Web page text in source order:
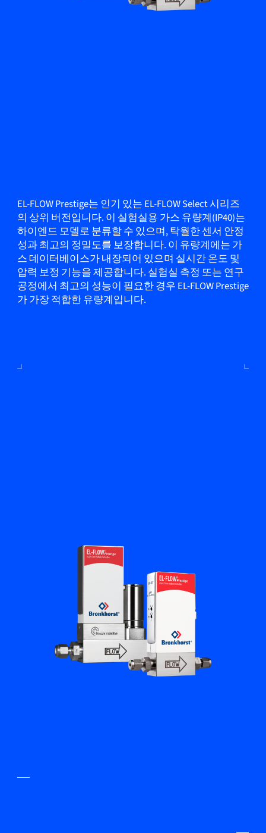
EL-FLOW Prestige는 인기 있는 EL-FLOW Select 시리즈
의 상위 버전입니다. 이 실험실용 가스 유량계(IP40)는
하이엔드 모델로 분류할 수 있으며, 탁월한 센서 안정
성과 최고의 정밀도를 보장합니다. 이 유량계에는 가
스 데이터베이스가 내장되어 있으며 실시간 온도 및
압력 보정 기능을 제공합니다. 실험실 측정 또는 연구
공정에서 최고의 성능이 필요한 경우 EL-FLOW Prestige
가 가장 적합한 유량계입니다.